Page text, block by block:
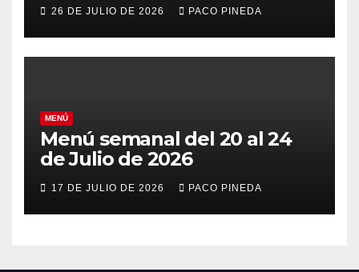
26 DE JULIO DE 2026 PACO PINEDA
MENÚ
Menú semanal del 20 al 24
de Julio de 2026
17 DE JULIO DE 2026 PACO PINEDA